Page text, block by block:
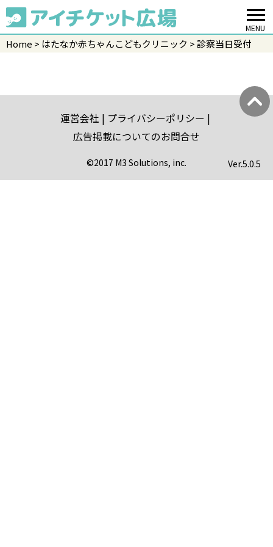
MENU
Home はたなか赤ちゃんこどもクリニック 診察当日受付
運営会社
プライバシーポリシー
広告掲載についてのお問合せ
©2017 M3 Solutions, inc. Ver.5.0.5